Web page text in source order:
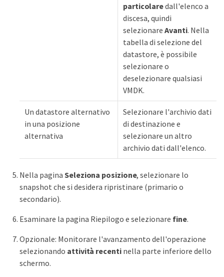
particolaredall'elenco a
discesa, quindi
selezionare Avanti. Nella
tabella di selezione del
datastore, è possibile
selezionare o
deselezionare qualsiasi
VMDK.
Un datastore alternativo
in una posizione
alternativa
Selezionare l'archivio dati
di destinazione e
selezionare un altro
archivio dati dall'elenco.
Nella pagina Seleziona posizione, selezionare lo
snapshot che si desidera ripristinare (primario o
secondario).
Esaminare la pagina Riepilogo e selezionare fine.
Opzionale: Monitorare l'avanzamento dell'operazione
selezionando attività recentinella parte inferiore dello
schermo.